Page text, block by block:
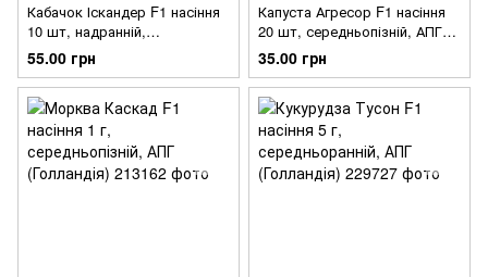
Кабачок Іскандер F1 насіння
10 шт, надранній,
самозапильний, АПГ
(Голландія)
55.00 грн
Капуста Агресор F1 насіння
20 шт, середньопізній, АПГ
(Голландія)
35.00 грн